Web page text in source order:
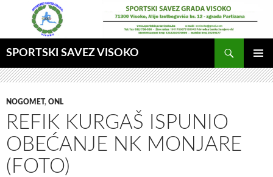
SPORTSKI SAVEZ VISOKO
GLAVNI
MENI
NOGOMET, ONL
REFIK KURGAŠ ISPUNIO
OBEĆANJE NK MONJARE
(FOTO)